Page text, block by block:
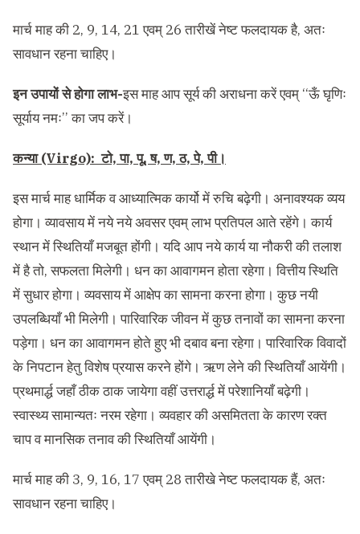
मार्च माह की 2, 9, 14, 21 एवम् 26 तारीखें नेष्ट फलदायक है, अतः
सावधान रहना चाहिए।
इन उपायों से होगा लाभ-इस माह आप सूर्य की अराधना करें एवम् ‘‘ऊँ घृणिः
सूर्याय नमः’’ का जप करें।
कन्या (Virgo): टो, पा, पू, ष, ण, ठ, पे, पी।
इस मार्च माह धार्मिक व आध्यात्मिक कार्यो में रुचि बढ़ेगी। अनावश्यक व्यय
होगा। व्यावसाय में नये नये अवसर एवम् लाभ प्रतिपल आते रहेंगे। कार्य
स्थान में स्थितियाँ मजबूत होंगी। यदि आप नये कार्य या नौकरी की तलाश
में है तो, सफलता मिलेगी। धन का आवागमन होता रहेगा। वित्तीय स्थिति
में सुधार होगा। व्यवसाय में आक्षेप का सामना करना होगा। कुछ नयी
उपलब्धियाँ भी मिलेगी। पारिवारिक जीवन में कुछ तनावों का सामना करना
पड़ेगा। धन का आवागमन होते हुए भी दबाव बना रहेगा। पारिवारिक विवादों
के निपटान हेतु विशेष प्रयास करने होंगे। ऋण लेने की स्थितियाँ आयेंगी।
प्रथमार्द्ध जहाँ ठीक ठाक जायेगा वहीं उत्तरार्द्ध में परेशानियाँ बढ़ेगी।
स्वास्थ्य सामान्यतः नरम रहेगा। व्यवहार की असमितता के कारण रक्त
चाप व मानसिक तनाव की स्थितियाँ आयेंगी।
मार्च माह की 3, 9, 16, 17 एवम् 28 तारीखे नेष्ट फलदायक हैं, अतः
सावधान रहना चाहिए।